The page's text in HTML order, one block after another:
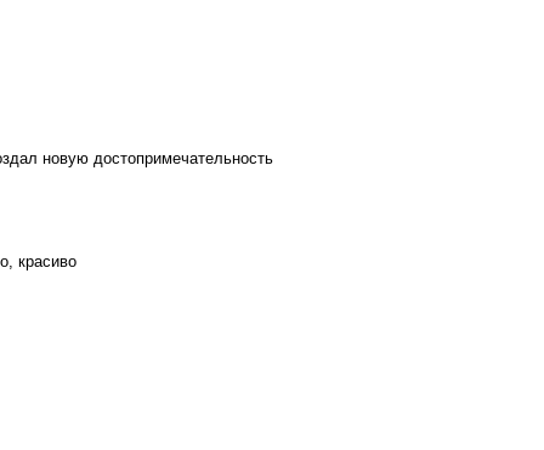
новую достопримечательность
красиво